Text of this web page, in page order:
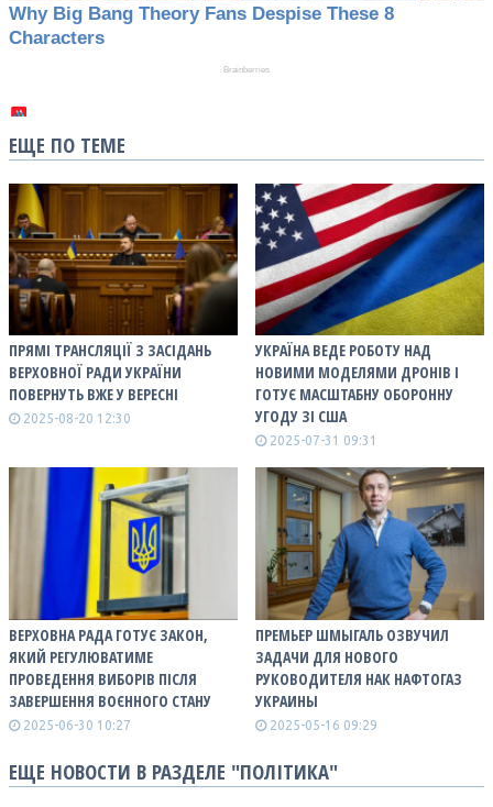
ЕЩЕ ПО ТЕМЕ
ПРЯМІ ТРАНСЛЯЦІЇ З ЗАСІДАНЬ
ВЕРХОВНОЇ РАДИ УКРАЇНИ
ПОВЕРНУТЬ ВЖЕ У ВЕРЕСНІ
2025-08-20 12:30
УКРАЇНА ВЕДЕ РОБОТУ НАД
НОВИМИ МОДЕЛЯМИ ДРОНІВ І
ГОТУЄ МАСШТАБНУ ОБОРОННУ
УГОДУ ЗІ США
2025-07-31 09:31
ВЕРХОВНА РАДА ГОТУЄ ЗАКОН,
ЯКИЙ РЕГУЛЮВАТИМЕ
ПРОВЕДЕННЯ ВИБОРІВ ПІСЛЯ
ЗАВЕРШЕННЯ ВОЄННОГО СТАНУ
2025-06-30 10:27
ПРЕМЬЕР ШМЫГАЛЬ ОЗВУЧИЛ
ЗАДАЧИ ДЛЯ НОВОГО
РУКОВОДИТЕЛЯ НАК НАФТОГАЗ
УКРАИНЫ
2025-05-16 09:29
ЕЩЕ НОВОСТИ В РАЗДЕЛЕ "ПОЛІТИКА"